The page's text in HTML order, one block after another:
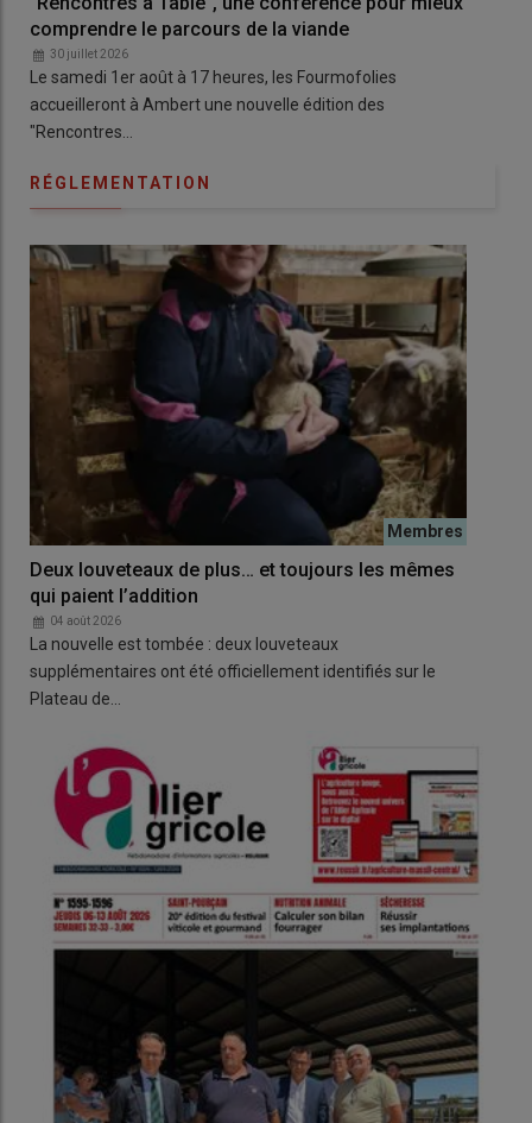
comprendre le parcours de la viande
30 juillet 2026
Le samedi 1er août à 17 heures, les Fourmofolies
accueilleront à Ambert une nouvelle édition des
"Rencontres…
RÉGLEMENTATION
Deux louveteaux de plus… et toujours les mêmes
qui paient l’addition
04 août 2026
La nouvelle est tombée : deux louveteaux
supplémentaires ont été officiellement identifiés sur le
Plateau de…